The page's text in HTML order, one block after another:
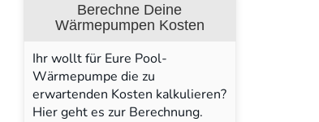
Berechne Deine
Wärmepumpen Kosten
Ihr wollt für Eure Pool-
Wärmepumpe die zu
erwartenden Kosten kalkulieren?
Hier geht es zur Berechnung.